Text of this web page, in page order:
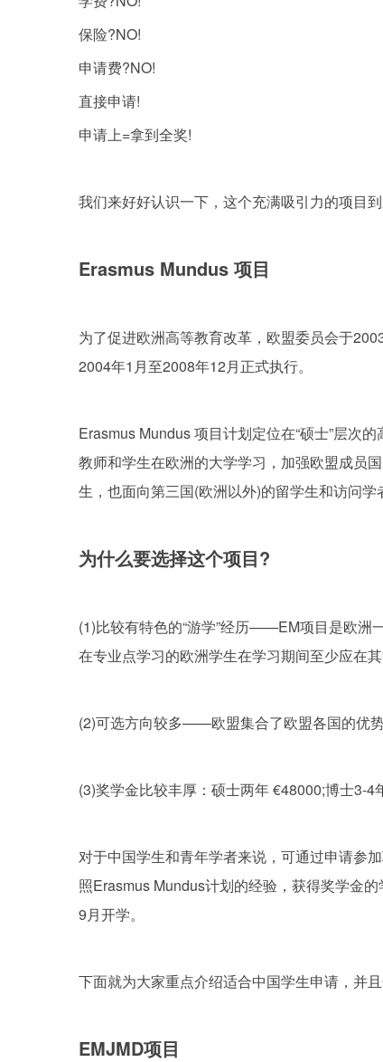
保险?NO!
申请费?NO!
直接申请!
申请上=拿到全奖!
我们来好好认识一下，这个充满吸引力的项目
Erasmus Mundus 项目
为了促进欧洲高等教育改革，欧盟委员会于
2004年1月至2008年12月正式执行。
Erasmus Mundus 项目计划定位在“硕士”层次
教师和学生在欧洲的大学学习，加强欧盟成员
生，也面向第三国(欧洲以外)的留学生和访问学
为什么要选择这个项目?
(1)比较有特色的“游学”经历——EM项目是欧洲
在专业点学习的欧洲学生在学习期间至少应在
(2)可选方向较多——欧盟集合了欧盟各国的优势
(3)奖学金比较丰厚：硕士两年 €48000;博士3-
对于中国学生和青年学者来说，可通过申请参
照Erasmus Mundus计划的经验，获得奖学金
9月开学。
下面就为大家重点介绍适合中国学生申请，并
EMJMD项目